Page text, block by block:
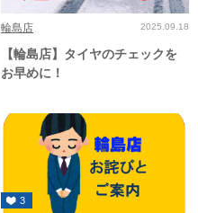
輪島店 2025.09.18
【輪島店】タイヤのチェックを
お早めに！
3